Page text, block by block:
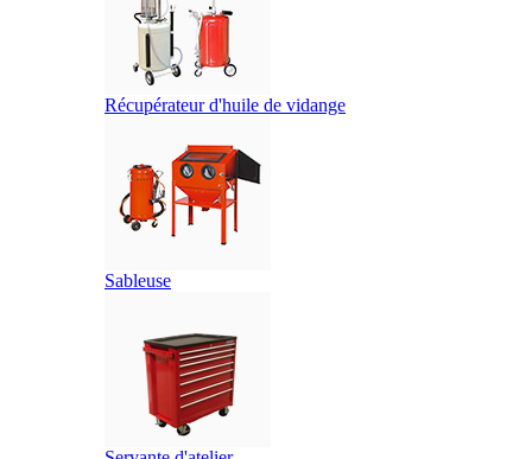
Récupérateur d'huile de vidange
Sableuse